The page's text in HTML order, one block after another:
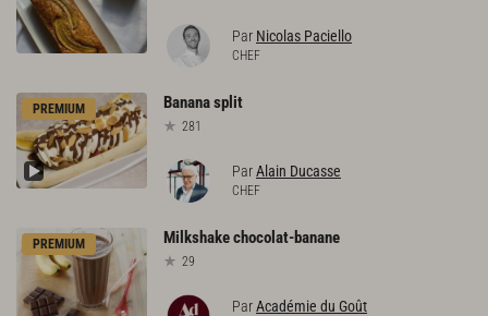
Par Nicolas Paciello
CHEF
PREMIUM Bananasplit
281
ParAlain Ducasse
CHEF
PREMIUM Milkshakechocolat-banane
29
ParAcadémie du Goût